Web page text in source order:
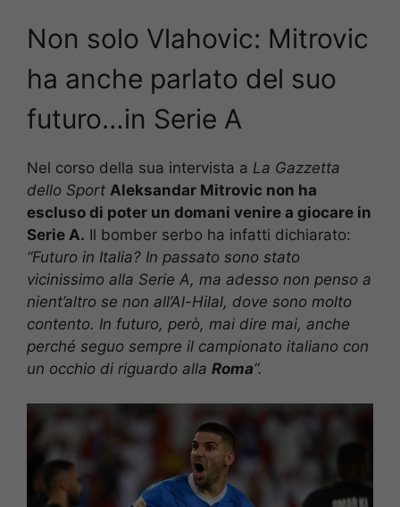
Non solo Vlahovic: Mitrovic
ha anche parlato del suo
futuro…in Serie A
Nel corso della sua intervista a La Gazzetta
dello Sport Aleksandar Mitrovic non ha
escluso di poter un domani venire a giocare in
Serie A. Il bomber serbo ha infatti dichiarato:
“Futuro in Italia? In passato sono stato
vicinissimo alla Serie A, ma adesso non penso a
nient’altro se non all’Al-Hilal, dove sono molto
contento. In futuro, però, mai dire mai, anche
perché seguo sempre il campionato italiano con
un occhio di riguardo alla Roma“.